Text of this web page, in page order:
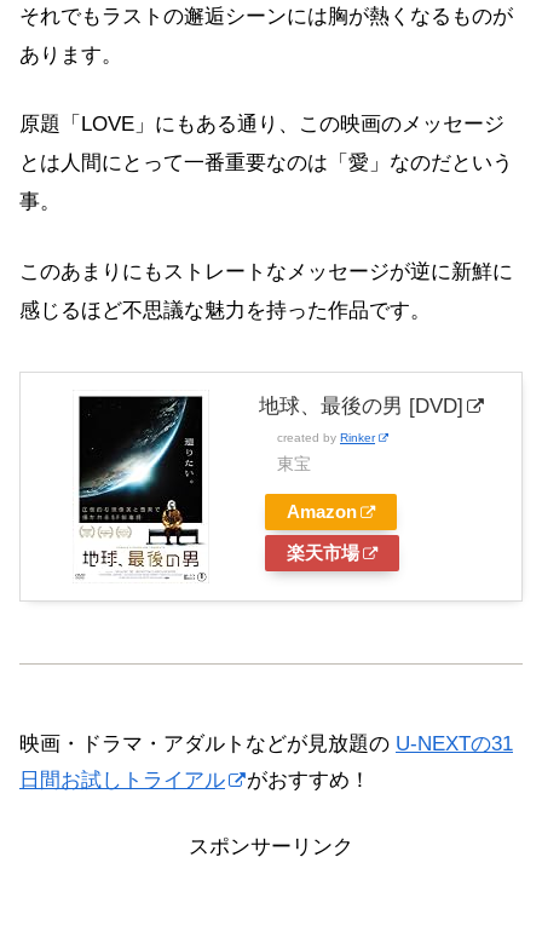
それでもラストの邂逅シーンには胸が熱くなるものが
あります。
原題「LOVE」にもある通り、この映画のメッセージ
とは人間にとって一番重要なのは「愛」なのだという
事。
このあまりにもストレートなメッセージが逆に新鮮に
感じるほど不思議な魅力を持った作品です。
地球、最後の男 [DVD]
created by Rinker
東宝
Amazon
楽天市場
映画・ドラマ・アダルトなどが見放題の U-NEXTの31
日間お試しトライアル
がおすすめ！
スポンサーリンク